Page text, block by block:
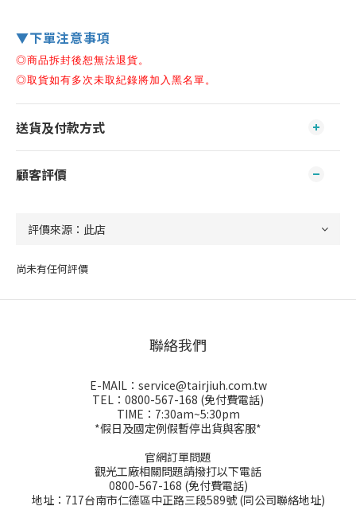
▼下單注意事項
◎商品拆封後恕無法退貨。
◎取貨如有多次未取紀錄將加入黑名單。
送貨及付款方式
顧客評價
尚未有任何評價
聯絡我們
E-MAIL：service@tairjiuh.com.tw
TEL：0800-567-168 (免付費電話)
TIME：7:30am~5:30pm
*假日及國定例假暫停出貨與客服*
官網訂單問題
觀光工廠相關問題請撥打以下電話
0800-567-168 (免付費電話)
地址：717台南市仁德區中正路三段589號 (同公司聯絡地址)